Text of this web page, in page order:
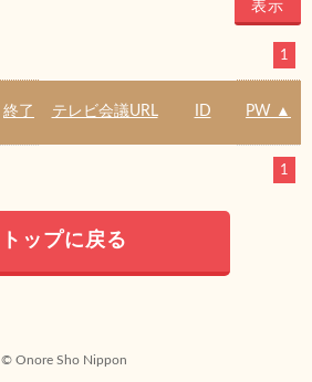
1
終了 テレビ会議URL ID PW ▲
1
トップに戻る
© Onore Sho Nippon